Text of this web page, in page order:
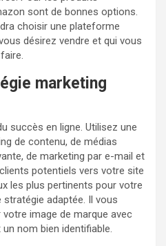
sont de bonnes options.
choisir une plateforme
désirez vendre et qui vous
marketing
succès en ligne. Utilisez une
de contenu, de médias
de marketing par e-mail et
potentiels vers votre site
les plus pertinents pour votre
adaptée. Il vous
image de marque avec
nom bien identifiable.